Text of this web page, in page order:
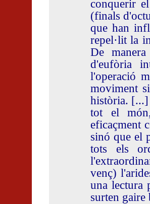
conquerir
(finals
que han
repel·lit la
De
d'eufòria
l'operació
moviment
història. [...]
tot el
eficaçment
sinó que el
tots els
venç)
una lectura
surten gaire